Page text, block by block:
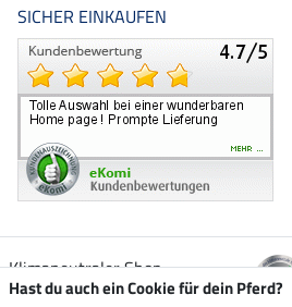
SICHER EINKAUFEN
Klimaneutraler Shop
Hast du auch ein Cookie für dein Pferd?